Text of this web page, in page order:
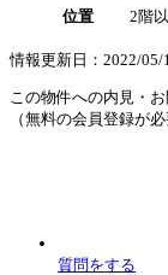
位置
2階
情報更新日：2022/05/
この物件への内見・
（無料の会員登録が必
質問をする